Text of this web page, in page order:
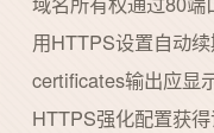
用HTTPS设置自动
certificates输出应显
HTTPS强化配置获